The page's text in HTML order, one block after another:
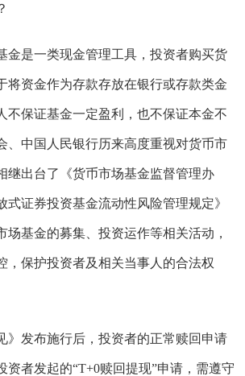
是一类现金管理工具，投资者购买货
将资金作为存款存放在银行或存款类金
不保证基金一定盈利，也不保证本金不
、中国人民银行历来高度重视对货币市
继出台了《货币市场基金监督管理办
式证券投资基金流动性风险管理规定》
场基金的募集、投资运作等相关活动，
，保护投资者及相关当事人的合法权
发布施行后，投资者的正常赎回申请
资者发起的“T+0赎回提现”申请，需遵守